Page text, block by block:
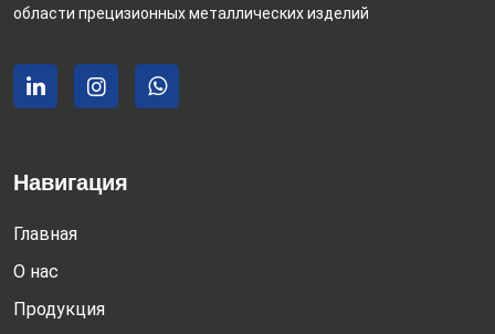
области прецизионных металлических изделий
Навигация
Главная
О нас
Продукция